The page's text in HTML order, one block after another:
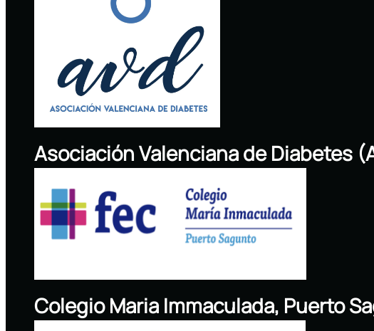
Asociación Valenciana de Diabetes
Colegio Maria Immaculada, Puerto